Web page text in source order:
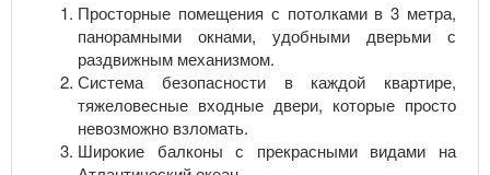
Просторные помещения с потолками в 3 метра,
панорамными окнами, удобными дверьми с
раздвижным механизмом.
Система безопасности в каждой квартире,
тяжеловесные входные двери, которые просто
невозможно взломать.
Широкие балконы с прекрасными видами на